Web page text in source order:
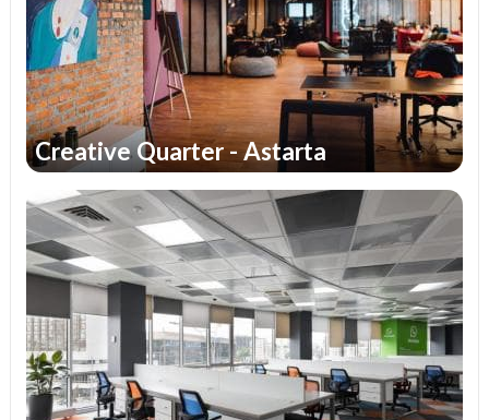
Creative Quarter - Astarta